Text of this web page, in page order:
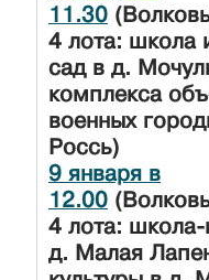
11.30
4 лота: школа
сад в д.
комплекса
военных
Россь)
9 января в
12.00
4 лота: школа-
д. Малая